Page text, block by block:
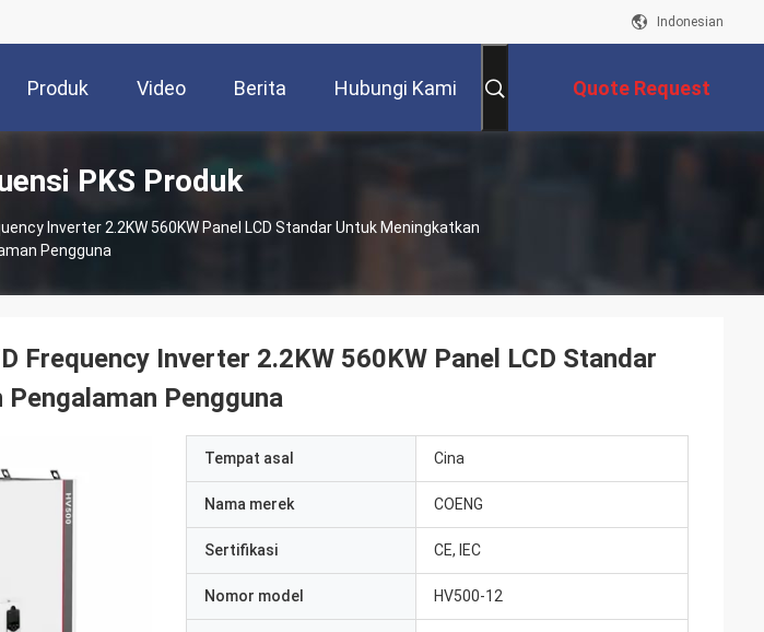
Indonesian
Produk Video Berita Hubungi Kami Quote Request
PKS Produk
Inverter 2.2KW 560KW Panel LCD Standar Untuk Meningkatkan
Pengguna
Frequency Inverter 2.2KW 560KW Panel LCD Standar
Pengguna
Tempat asal Cina
Nama merek COENG
Sertifikasi CE, IEC
Nomor model HV500-12